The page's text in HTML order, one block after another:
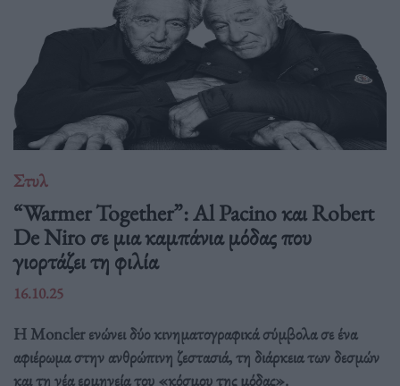
Στυλ
“Warmer Together”: Al Pacino και Robert
De Niro σε μια καμπάνια μόδας που
γιορτάζει τη φιλία
16.10.25
Η Moncler ενώνει δύο κινηματογραφικά σύμβολα σε ένα
αφιέρωμα στην ανθρώπινη ζεστασιά, τη διάρκεια των δεσμών
και τη νέα ερμηνεία του «κόσμου της μόδας».